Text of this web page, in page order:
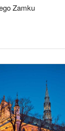
Zamku